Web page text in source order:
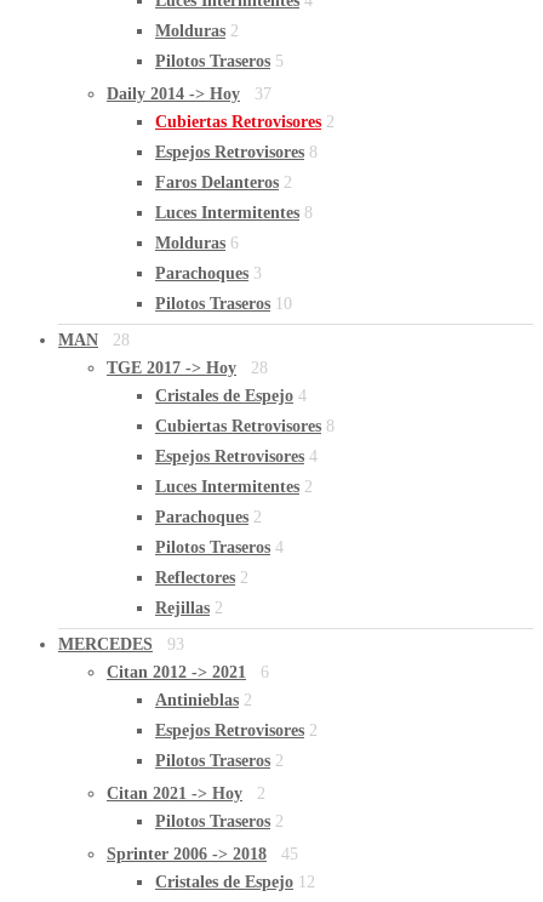
Molduras 2
Pilotos Traseros 5
Daily 2014 -> Hoy
37
Cubiertas Retrovisores 2
Espejos Retrovisores 8
Faros Delanteros 2
Luces Intermitentes 8
Molduras 6
Parachoques 3
Pilotos Traseros 10
MAN
28
TGE 2017 -> Hoy
28
Cristales de Espejo 4
Cubiertas Retrovisores 8
Espejos Retrovisores 4
Luces Intermitentes 2
Parachoques 2
Pilotos Traseros 4
Reflectores 2
Rejillas 2
MERCEDES
93
Citan 2012 -> 2021
6
Antinieblas 2
Espejos Retrovisores 2
Pilotos Traseros 2
Citan 2021 -> Hoy
2
Pilotos Traseros 2
Sprinter 2006 -> 2018
45
Cristales de Espejo 12